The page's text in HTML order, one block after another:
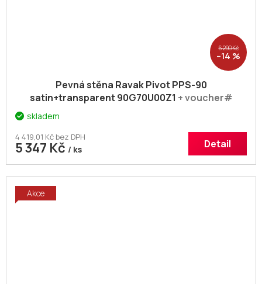
6 290 Kč
–14 %
Pevná stěna Ravak Pivot PPS-90
satin+transparent 90G70U00Z1 + voucher#
skladem
4 419,01 Kč bez DPH
5 347 Kč / ks Detail
Akce